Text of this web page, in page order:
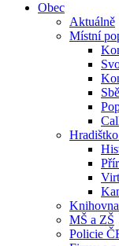
Obec
Aktuálně
Místní
Knihovna
MŠ a ZŠ
Policie